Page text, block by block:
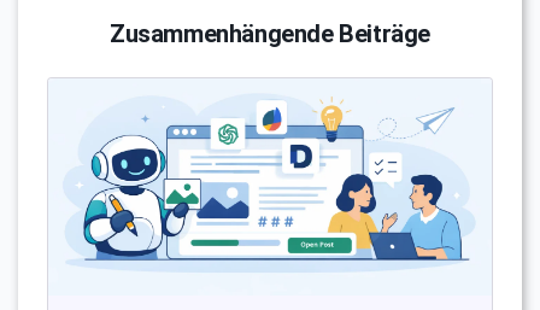
Zusammenhängende Beiträge